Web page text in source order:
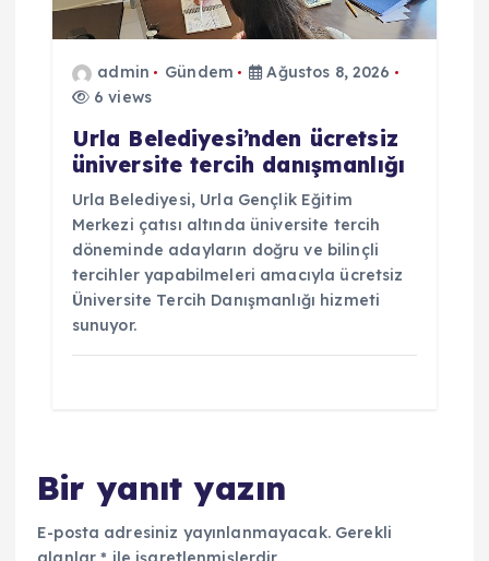
admin Gündem
Ağustos 8, 2026
6 views
Urla Belediyesi’nden ücretsiz
üniversite tercih danışmanlığı
Urla Belediyesi, Urla Gençlik Eğitim
Merkezi çatısı altında üniversite tercih
döneminde adayların doğru ve bilinçli
tercihler yapabilmeleri amacıyla ücretsiz
Üniversite Tercih Danışmanlığı hizmeti
sunuyor.
Bir yanıt yazın
E-posta adresiniz yayınlanmayacak. Gerekli